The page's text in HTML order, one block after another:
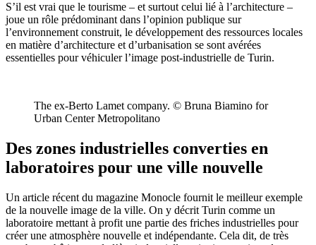
S’il est vrai que le tourisme – et surtout celui lié à l’architecture –
joue un rôle prédominant dans l’opinion publique sur
l’environnement construit, le développement des ressources locales
en matière d’architecture et d’urbanisation se sont avérées
essentielles pour véhiculer l’image post-industrielle de Turin.
The ex-Berto Lamet company. © Bruna Biamino for
Urban Center Metropolitano
Des zones industrielles converties en
laboratoires pour une ville nouvelle
Un article récent du magazine Monocle fournit le meilleur exemple
de la nouvelle image de la ville. On y décrit Turin comme un
laboratoire mettant à profit une partie des friches industrielles pour
créer une atmosphère nouvelle et indépendante. Cela dit, de très